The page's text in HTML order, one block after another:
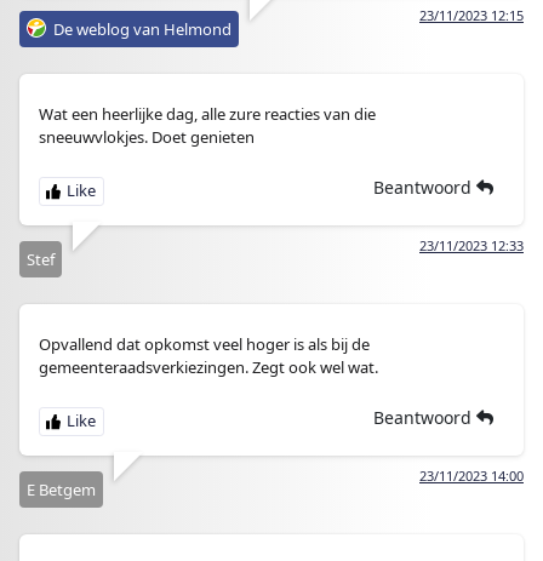
23/11/2023 12:15
De weblog van Helmond
Wat een heerlijke dag, alle zure reacties van die
sneeuwvlokjes. Doet genieten
Beantwoord
23/11/2023 12:33
Stef
Opvallend dat opkomst veel hoger is als bij de
gemeenteraadsverkiezingen. Zegt ook wel wat.
Beantwoord
23/11/2023 14:00
E Betgem